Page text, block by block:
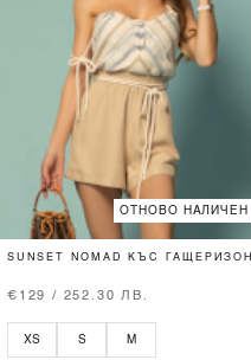
ОТНОВО НАЛИЧЕН
SUNSET NOMAD КЪС ГАЩЕРИЗОН
€129 / 252.30 ЛВ.
XS S M